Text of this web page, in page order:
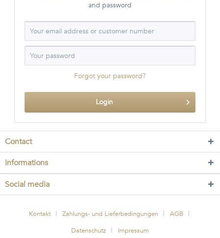
and password
Forgot your password?
Login
Contact
Informations
Social media
Kontakt Zahlungs- und Lieferbedingungen
AGB
Datenschutz
Impressum